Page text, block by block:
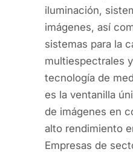
iluminación,
imágenes, así
sistemas para la
multiespectrales
tecnología de
es la ventanilla
de imágenes en
alto rendimiento
Empresas de